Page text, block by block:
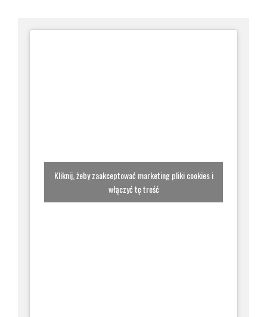
Kliknij, żeby zaakceptować marketing pliki cookies i
włączyć tę treść